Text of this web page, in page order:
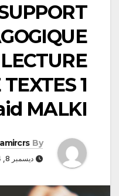
1
MALKI
By
ديسمبر 8, 2024